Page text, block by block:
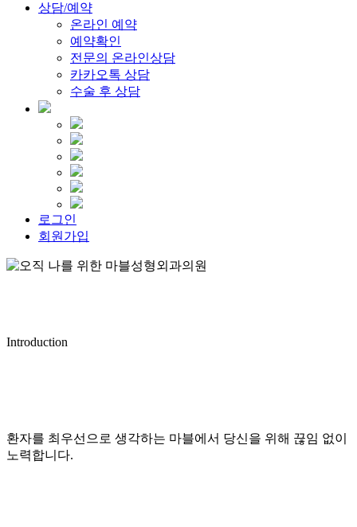
상담/예약
온라인 예약
예약확인
전문의 온라인상담
카카오톡 상담
수술 후 상담
로그인
회원가입
Introduction
환자를 최우선으로 생각하는 마블에서 당신을 위해 끊임 없이
노력합니다.